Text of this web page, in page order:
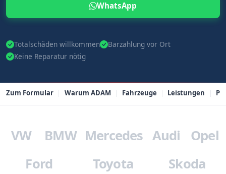
WhatsApp
Totalschäden willkommen
Barzahlung vor Ort
Keine Reparatur nötig
Zum Formular Warum ADAM Fahrzeuge Leistungen
VW BMW Mercedes Audi
Opel
Ford
Toyota Skoda